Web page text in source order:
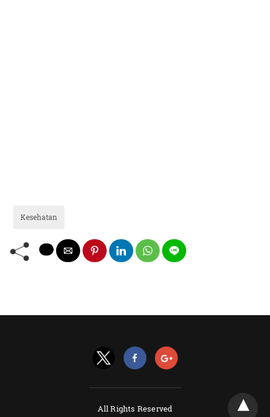
Kesehatan
All Rights Reserved